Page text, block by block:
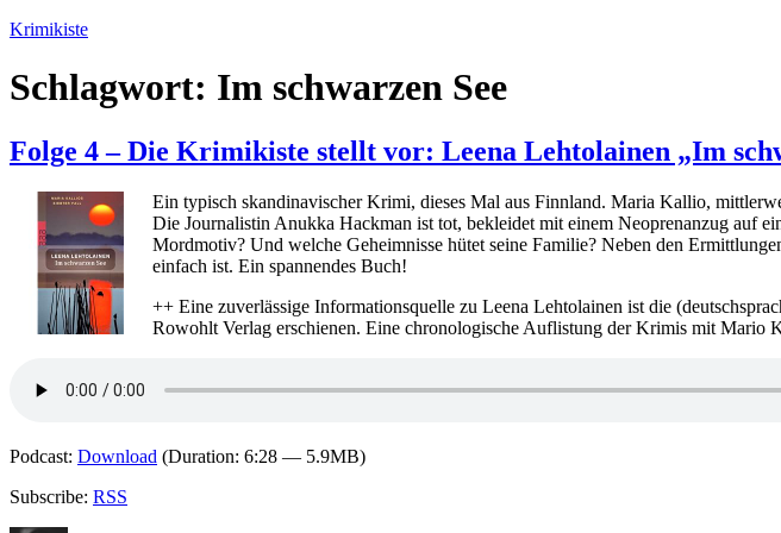
Zum
springen
Krimikiste
Schlagwort: Im schwarzen See
Folge 4 – Die Krimikiste stellt vor: Leena Lehtolainen „Im
Ein typisch skandinavischer Krimi, dieses Mal aus Finnland. Maria Kallio,
Die Journalistin Anukka Hackman ist tot, bekleidet mit einem Neoprenanzug auf
Mordmotiv? Und welche Geheimnisse hütet seine Familie? Neben den
einfach ist. Ein spannendes Buch!
++ Eine zuverlässige Informationsquelle zu Leena Lehtolainen ist die
Rowohlt Verlag erschienen. Eine chronologische Auflistung der Krimis mit Mario
Podcast: Download (Duration: 6:28 — 5.9MB)
Subscribe: RSS